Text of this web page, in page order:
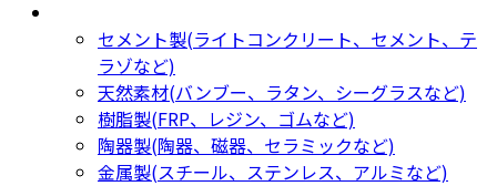
セメント製(ライトコンクリート、セメント、テ
ラゾなど)
天然素材(バンブー、ラタン、シーグラスなど)
樹脂製(FRP、レジン、ゴムなど)
陶器製(陶器、磁器、セラミックなど)
金属製(スチール、ステンレス、アルミなど)